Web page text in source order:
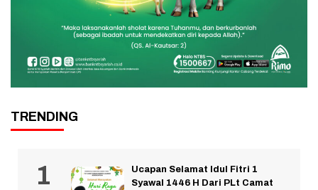
TRENDING
Ucapan Selamat Idul Fitri 1
Syawal 1446 H Dari PLt Camat